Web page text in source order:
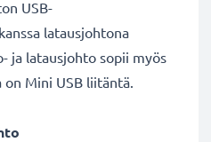
USB-
latausjohtona
ja latausjohto sopii myös
Mini USB liitäntä.